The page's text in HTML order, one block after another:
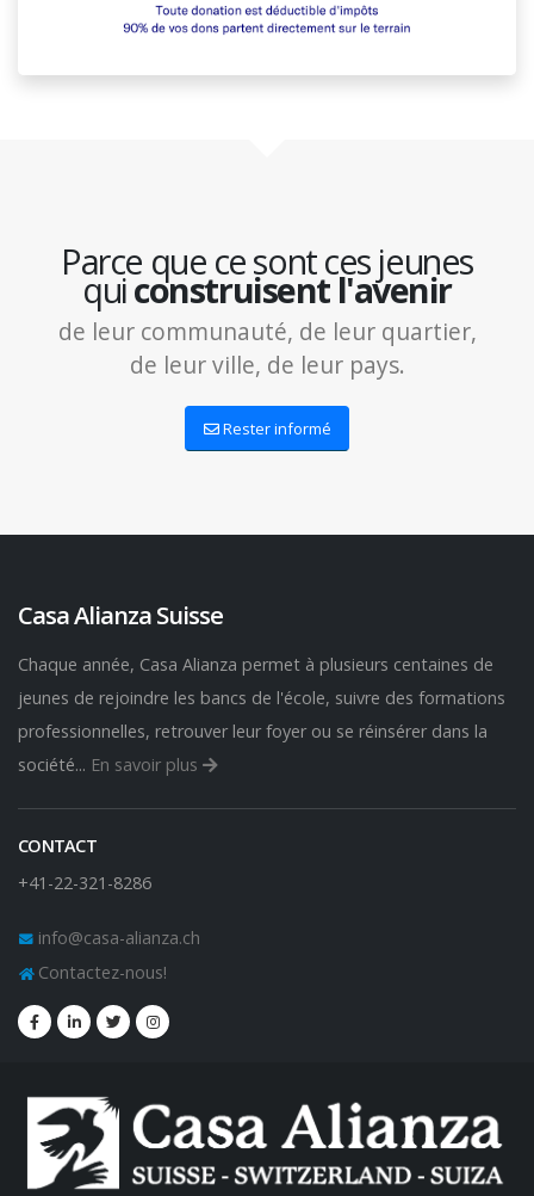
Parce que ce sont ces jeunes
quiconstruisent l'avenir
de leur communauté, de leur quartier,
de leur ville, de leur pays.
Rester informé
Casa Alianza Suisse
Chaque année, Casa Alianza permet à plusieurs centaines de
jeunes de rejoindre les bancs de l'école, suivre des formations
professionnelles, retrouver leur foyer ou se réinsérer dans la
société... En savoir plus
CONTACT
+41-22-321-8286
info@casa-alianza.ch
Contactez-nous!